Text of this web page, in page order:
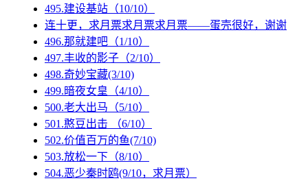
495.建设基站（10/10）
连十更，求月票求月票求月票——蛋壳很好，谢谢
496.那就建吧（1/10）
497.丰收的影子（2/10）
498.奇妙宝藏(3/10)
499.暗夜女皇（4/10）
500.老大出马（5/10）
501.憨豆出击 （6/10）
502.价值百万的鱼(7/10)
503.放松一下（8/10）
504.恶少秦时鸥(9/10，求月票）